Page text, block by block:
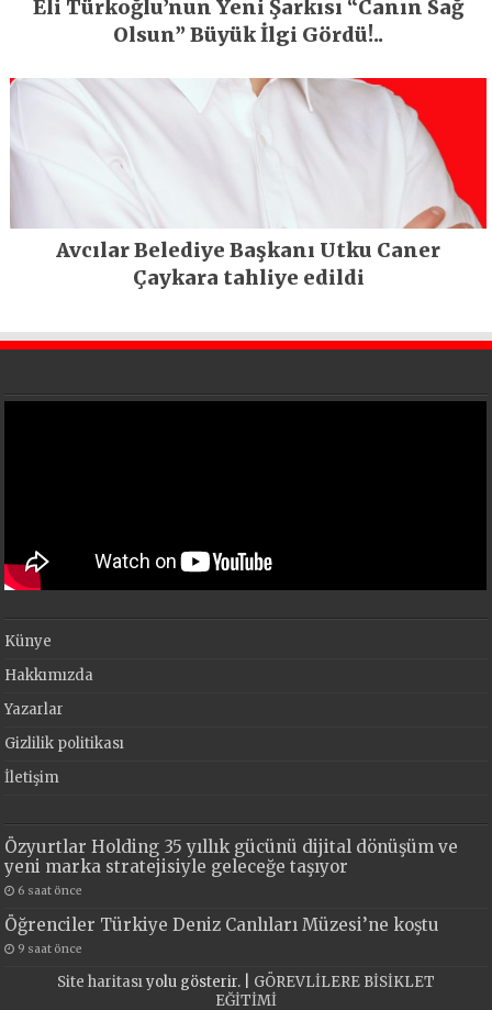
Eli Türkoğlu’nun Yeni Şarkısı “Canın Sağ
Olsun” Büyük İlgi Gördü!..
Avcılar Belediye Başkanı Utku Caner
Çaykara tahliye edildi
Künye
Hakkımızda
Yazarlar
Gizlilik politikası
İletişim
Özyurtlar Holding 35 yıllık gücünü dijital dönüşüm ve
yeni marka stratejisiyle geleceğe taşıyor
6 saat önce
Öğrenciler Türkiye Deniz Canlıları Müzesi’ne koştu
9 saat önce
Site haritasıyolu gösterir. | GÖREVLİLERE BİSİKLET
EĞİTİMİ